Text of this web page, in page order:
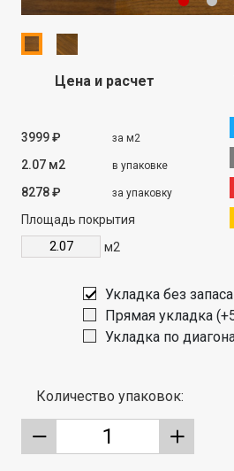
Цена и расчет
3999 ₽ за м2
2.07 м2 в упаковке
8278 ₽ за упаковку
Площадь покрытия
м2
Укладка без запаса
Прямая укладка
Укладка по
Количество упаковок: